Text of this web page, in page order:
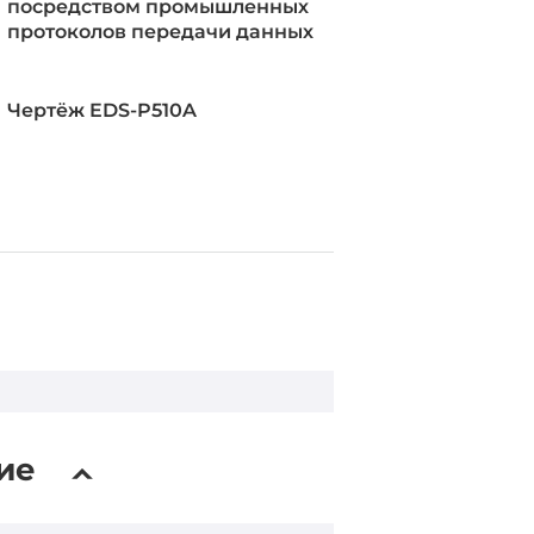
SMTP, SNMPv1/v2c/v3,
уровне), IGMPv1/v2, DHCP
посредством промышленных
протоколов передачи данных
Чертёж EDS-P510A